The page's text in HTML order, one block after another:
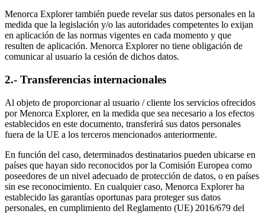
Menorca Explorer también puede revelar sus datos personales en la
medida que la legislación y/o las autoridades competentes lo exijan
en aplicación de las normas vigentes en cada momento y que
resulten de aplicación. Menorca Explorer no tiene obligación de
comunicar al usuario la cesión de dichos datos.
2.- Transferencias internacionales
Al objeto de proporcionar al usuario / cliente los servicios ofrecidos
por Menorca Explorer, en la medida que sea necesario a los efectos
establecidos en este documento, transferirá sus datos personales
fuera de la UE a los terceros mencionados anteriormente.
En función del caso, determinados destinatarios pueden ubicarse en
países que hayan sido reconocidos por la Comisión Europea como
poseedores de un nivel adecuado de protección de datos, o en países
sin ese reconocimiento. En cualquier caso, Menorca Explorer ha
establecido las garantías oportunas para proteger sus datos
personales, en cumplimiento del Reglamento (UE) 2016/679 del